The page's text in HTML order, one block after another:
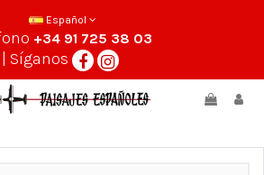
Español
+34 91 725 38 03
| Síganos